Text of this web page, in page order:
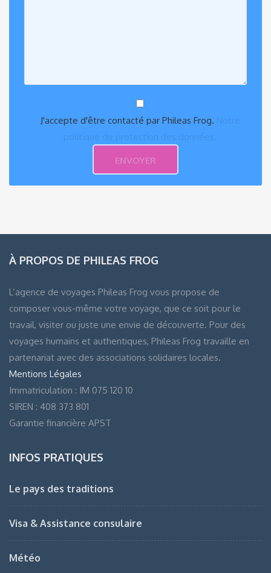
J'accepte d'être contacté par Phileas Frog. Notre
politique de protection des données.
À PROPOS DE PHILEAS FROG
L’agence de voyages Phileas Frog vous propose de
composer vous-même votre voyage, que ce soit pour le
travail, visiter ou juste une envie de découverte. Pour des
voyages humains et authentiques, Phileas Frog travaille en
partenariat avec des associations solidaires locales.
Mentions Légales
Immatriculation : IM 075 120 10
SIREN : 408 373 801
Garantie financière APST
INFOS PRATIQUES
Le pays des traditions
Visa & Assistance consulaire
Météo